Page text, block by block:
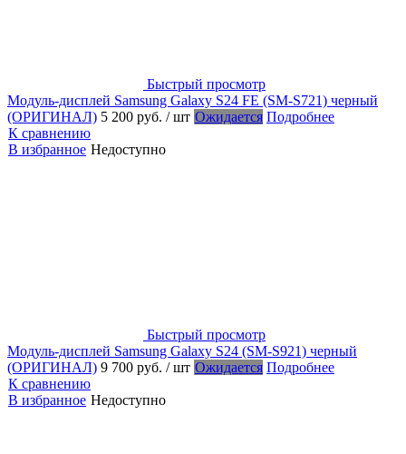
Быстрый просмотр
Модуль-дисплей Samsung Galaxy S24 FE (SM-S721) черный
(ОРИГИНАЛ) 5 200 руб. / шт Ожидается Подробнее
К сравнению
В избранное Недоступно
Быстрый просмотр
Модуль-дисплей Samsung Galaxy S24 (SM-S921) черный
(ОРИГИНАЛ) 9 700 руб. / шт Ожидается Подробнее
К сравнению
В избранное Недоступно